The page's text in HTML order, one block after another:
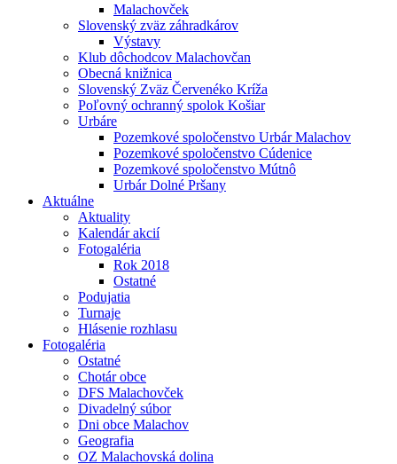
Malachovček
Slovenský zväz záhradkárov
Výstavy
Klub dôchodcov Malachovčan
Obecná knižnica
Slovenský Zväz Červenéko Kríža
Poľovný ochranný spolok Košiar
Urbáre
Pozemkové spoločenstvo Urbár Malachov
Pozemkové spoločenstvo Cúdenice
Pozemkové spoločenstvo Mútnô
Urbár Dolné Pršany
Aktuálne
Aktuality
Kalendár akcií
Fotogaléria
Rok 2018
Ostatné
Podujatia
Turnaje
Hlásenie rozhlasu
Fotogaléria
Ostatné
Chotár obce
DFS Malachovček
Divadelný súbor
Dni obce Malachov
Geografia
OZ Malachovská dolina